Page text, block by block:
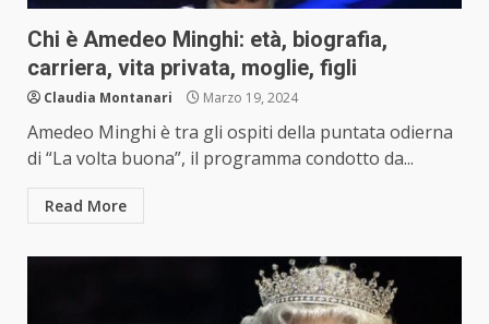
Chi è Amedeo Minghi: età, biografia,
carriera, vita privata, moglie, figli
Claudia Montanari Marzo 19, 2024
Amedeo Minghi è tra gli ospiti della puntata odierna
di “La volta buona”, il programma condotto da...
Read More